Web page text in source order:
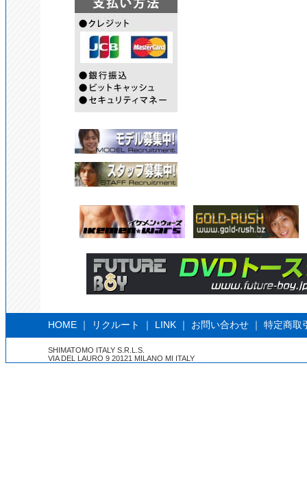
HOME ｜ リクルート ｜ LINK ｜ お問い合わせ ｜ 特定商取
SHIMATOMO ITALY S.R.L.S.
VIA DEL LAURO 9 20121 MILANO MI ITALY